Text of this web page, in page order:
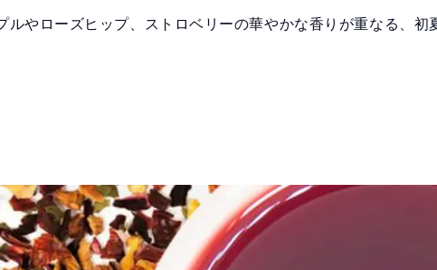
ルやローズヒップ、ストロベリーの華やかな香りが重なる、